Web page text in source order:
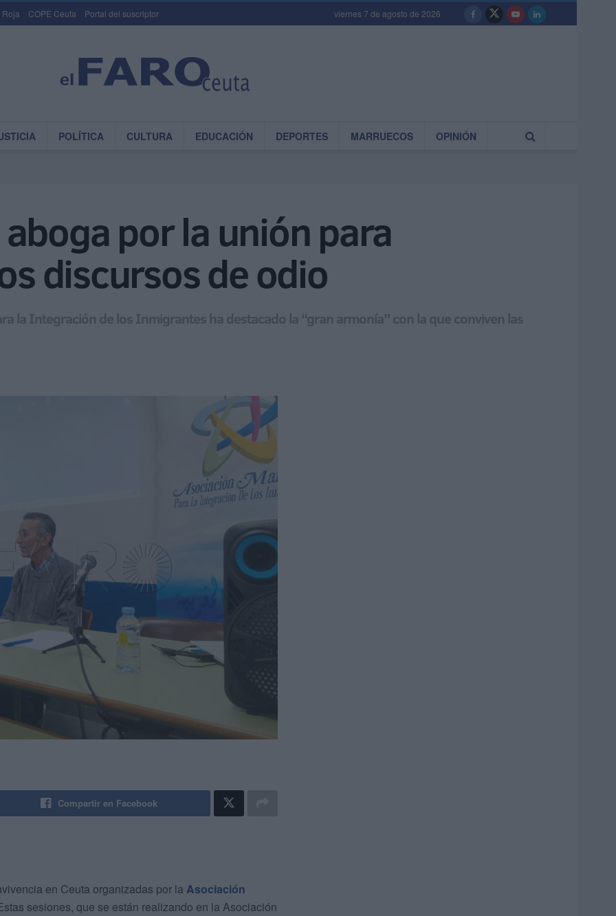
Roja COPE Ceuta Portal del suscriptor viernes 7 de agosto de 2026
POLÍTICA CULTURA EDUCACIÓN DEPORTES MARRUECOS OPINIÓN
por la unión para
discursos de odio
la Integración de los Inmigrantes ha destacado la “gran armonía” con la que conviven las
Compartir en Facebook
en Ceuta organizadas por la Asociación
sesiones, que se están realizando en la Asociación